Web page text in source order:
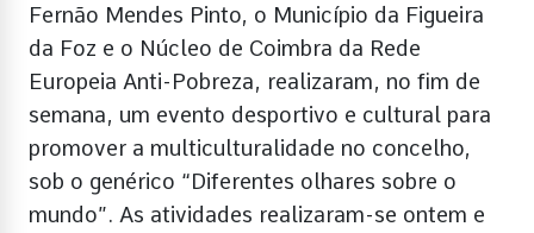
Fernão Mendes Pinto, o Município da Figueira
da Foz e o Núcleo de Coimbra da Rede
Europeia Anti-Pobreza, realizaram, no fim de
semana, um evento desportivo e cultural para
promover a multiculturalidade no concelho,
sob o genérico “Diferentes olhares sobre o
mundo”. As atividades realizaram-se ontem e